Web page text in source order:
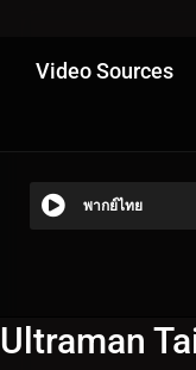
Video Sources
พากย์ไทย
Ultraman